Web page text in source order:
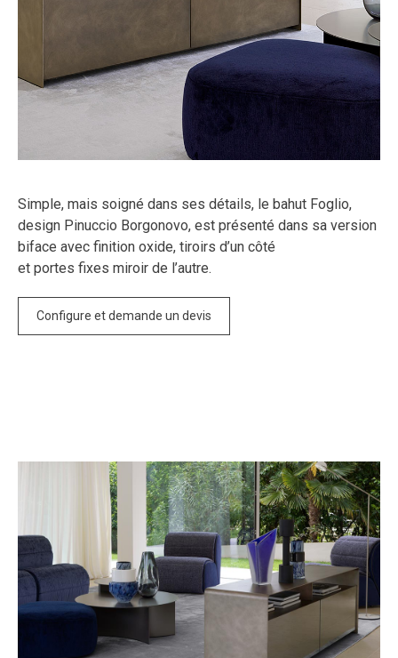
Simple, mais soigné dans ses détails, le bahut Foglio,
design Pinuccio Borgonovo, est présenté dans sa version
biface avec finition oxide, tiroirs d’un côté
et portes fixes miroir de l’autre.
Configure et demande un devis